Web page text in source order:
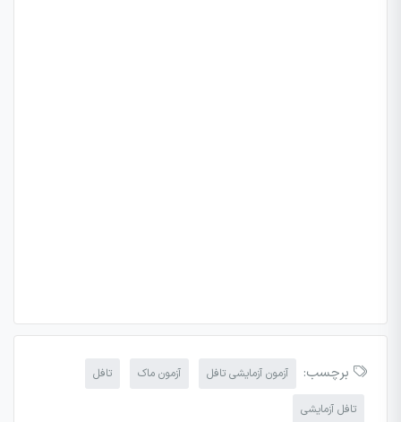
برچسب: آزمون آزمایشی تافل آزمون ماک تافل
تافل آزمایشی